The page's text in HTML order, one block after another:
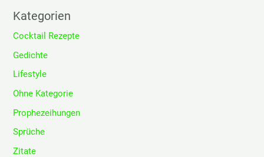
Kategorien
Cocktail Rezepte
Gedichte
Lifestyle
Ohne Kategorie
Prophezeihungen
Sprüche
Zitate